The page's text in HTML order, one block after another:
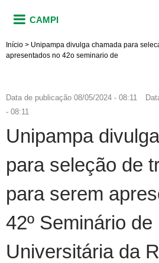
CAMPI
Início > Unipampa divulga chamada para
apresentados no 42o seminario de
Data de publicação 08/05/2024 - 08:11
- 08:11
Unipampa
para seleção de
para serem
42º Seminário
Universitária da